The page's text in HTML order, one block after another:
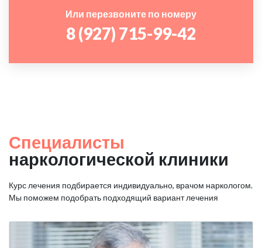
Или перезвоните по номеру
8 (927) 715-99-42
Специалисты
наркологической клиники
Курс лечения подбирается индивидуально, врачом наркологом.
Мы поможем подобрать подходящий вариант лечения